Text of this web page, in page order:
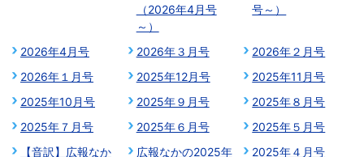
（2026年4月号
～）
号～）
2026年4月号 2026年３月号
2026年２月号
2026年１月号
2025年12月号
2025年11月号
2025年10月号
2025年９月号
2025年８月号
2025年７月号
2025年６月号
2025年５月号
【音訳】広報なか
広報なかの2025年
2025年４月号